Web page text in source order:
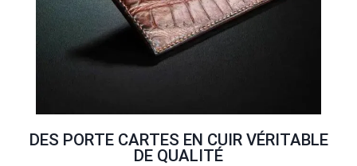
DES PORTE CARTES EN CUIR VÉRITABLE
DE QUALITÉ